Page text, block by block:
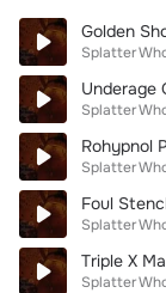
Golden
Splatter
Underage
Splatter
Rohypnol
Splatter
Foul
Splatter
Triple X
Splatter